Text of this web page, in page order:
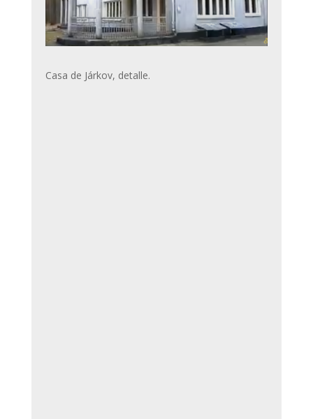
Casa de Járkov, detalle.